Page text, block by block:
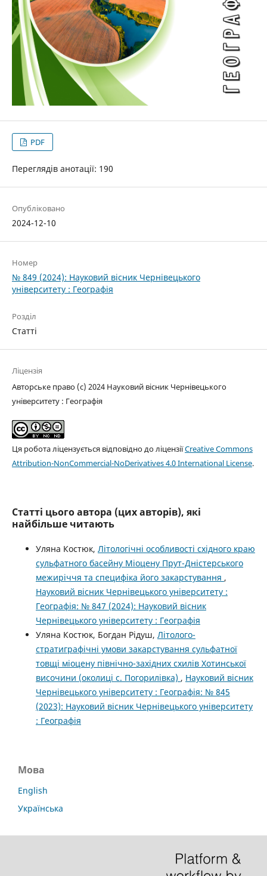
PDF
Переглядів анотації: 190
Опубліковано
2024-12-10
Номер
№ 849 (2024): Науковий вісник Чернівецького
університету : Географія
Розділ
Статті
Ліцензія
Авторське право (c) 2024 Науковий вісник Чернівецького
університету : Географія
Ця робота ліцензується відповідно до ліцензіїCreative Commons
Attribution-NonCommercial-NoDerivatives 4.0 International License.
Статті цього автора (цих авторів), які
найбільше читають
Уляна Костюк, Літологічні особливості східного краю
сульфатного басейну Міоцену Прут-Дністерського
межиріччя та специфіка його закарстування ,
Науковий вісник Чернівецького університету :
Географія: № 847 (2024): Науковий вісник
Чернівецького університету : Географія
Уляна Костюк, Богдан Рідуш, Літолого-
стратиграфічні умови закарстування сульфатної
товщі міоцену північно-західних схилів Хотинської
височини (околиці с. Погорилівка) , Науковий вісник
Чернівецького університету : Географія: № 845
(2023): Науковий вісник Чернівецького університету
: Географія
Мова
English
Українська